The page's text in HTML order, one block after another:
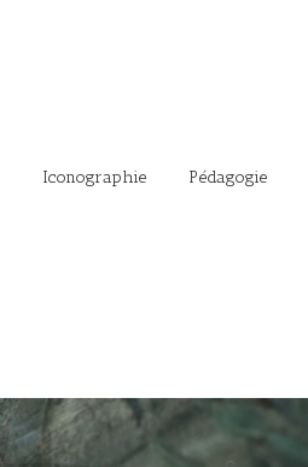
Iconographie Pédagogie